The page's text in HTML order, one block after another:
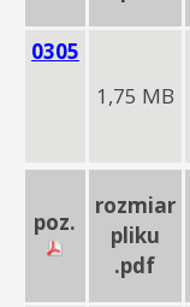
0305
1,75 MB
poz.
rozmiar
pliku
.pdf